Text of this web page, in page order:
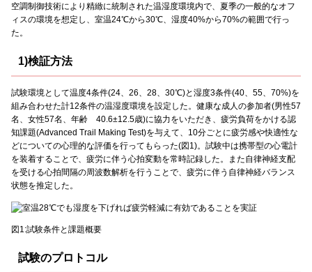
空調制御技術により精緻に統制された温湿度環境内で、夏季の一般的なオフ
ィスの環境を想定し、室温24℃から30℃、湿度40%から70%の範囲で行っ
た。
1)検証方法
試験環境として温度4条件(24、26、28、30℃)と湿度3条件(40、55、70%)を
組み合わせた計12条件の温湿度環境を設定した。健康な成人の参加者(男性57
名、女性57名、年齢 40.6±12.5歳)に協力をいただき、疲労負荷をかける認
知課題(Advanced Trail Making Test)を与えて、10分ごとに疲労感や快適性な
どについての心理的な評価を行ってもらった(図1)。試験中は携帯型の心電計
を装着することで、疲労に伴う心拍変動を常時記録した。また自律神経支配
を受ける心拍間隔の周波数解析を行うことで、疲労に伴う自律神経バランス
状態を推定した。
図1:試験条件と課題概要
試験のプロトコル